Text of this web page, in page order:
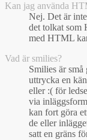
Kan jag använda
Nej. Det är
det tolkat som
med HTML
Vad är smilies?
Smilies är
uttrycka en
eller :( för
via
kan fort göra
de eller
satt en gräns